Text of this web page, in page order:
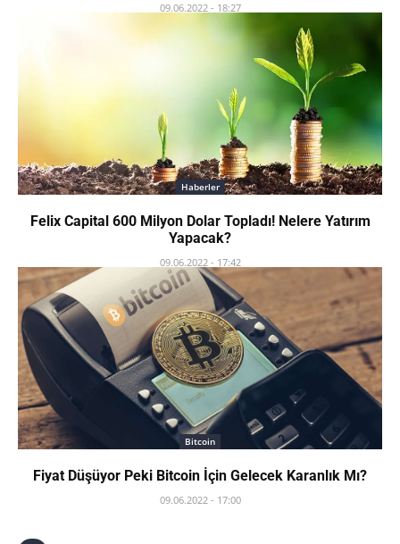
09.06.2022 - 18:27
Haberler
Felix Capital 600 Milyon Dolar Topladı! Nelere Yatırım
Yapacak?
09.06.2022 - 17:42
Bitcoin
Fiyat Düşüyor Peki Bitcoin İçin Gelecek Karanlık Mı?
09.06.2022 - 17:00